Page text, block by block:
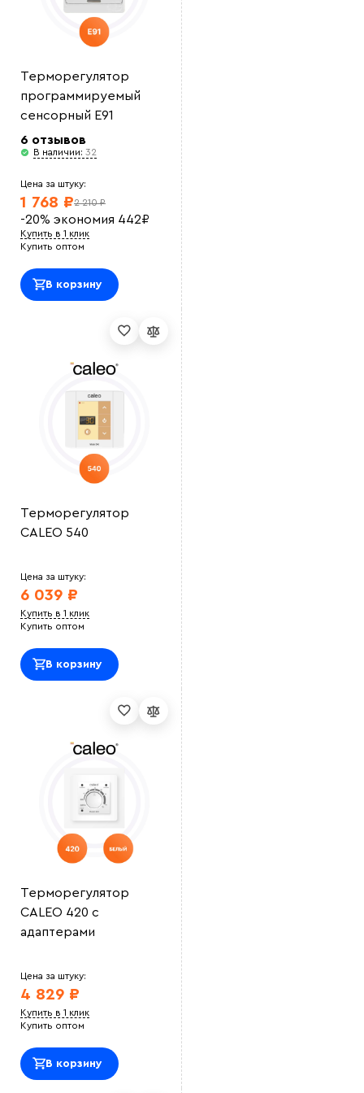
Терморегулятор
программируемый
сенсорный E91
6 отзывов
В наличии: 32
Цена за штуку:
2 210 ₽
1 768 ₽
-20% экономия 442₽
Купить в 1 клик
Купить оптом
В корзину
Терморегулятор
CALEO 540
Цена за штуку:
6 039 ₽
Купить в 1 клик
Купить оптом
В корзину
Терморегулятор
CALEO 420 с
адаптерами
Цена за штуку:
4 829 ₽
Купить в 1 клик
Купить оптом
В корзину